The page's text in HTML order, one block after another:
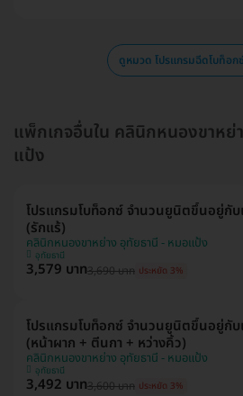
ดูหมวด โปรแกรมฉีดโบท็อ
แพ็กเกจอื่นใน คลินิกหนองขาหย่
แป้ง
โปรแกรมโบท็อกซ์ จำนวนยูนิตขึ้นอยู่กั
(รักแร้)
คลินิกหนองขาหย่าง อุทัยธานี - หมอแป้ง
อุทัยธานี
3,579 บาท3,690 บาท ประหยัด 3%
โปรแกรมโบท็อกซ์ จำนวนยูนิตขึ้นอยู่กั
(หน้าผาก + ตีนกา + หว่างคิ้ว)
คลินิกหนองขาหย่าง อุทัยธานี - หมอแป้ง
อุทัยธานี
3,492 บาท3,600 บาท ประหยัด 3%